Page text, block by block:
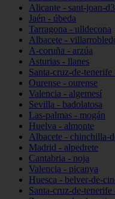
Alicante - sant-joan-
Jaén - úbeda
Tarragona - ulldecona
Albacete -
A-coruña - arzúa
Asturias - llanes
Santa-cruz-de-tenerife
Ourense - ourense
Valencia - algemesí
Sevilla - badolatosa
Las-palmas - mogán
Huelva - almonte
Albacete - chinchilla-
Madrid - alpedrete
Cantabria - noja
Valencia - picanya
Huesca - belver-de-
Santa-cruz-de-tenerife